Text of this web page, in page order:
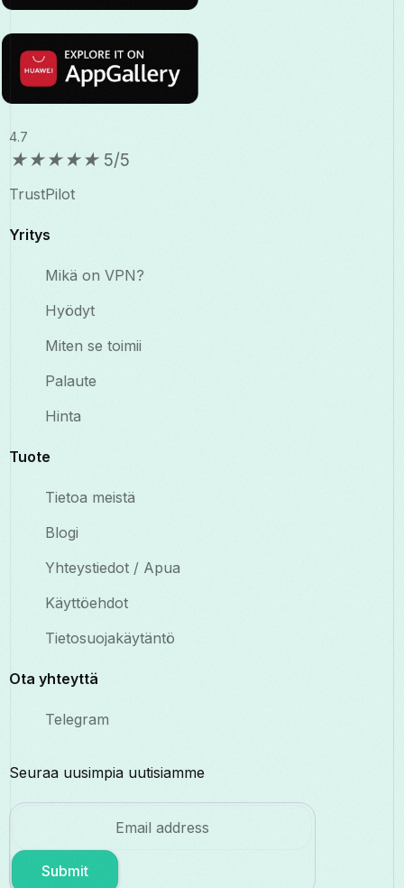
4.7
★★★★★ 5/5
TrustPilot
Yritys
Mikä on VPN?
Hyödyt
Miten se toimii
Palaute
Hinta
Tuote
Tietoa meistä
Blogi
Yhteystiedot / Apua
Käyttöehdot
Tietosuojakäytäntö
Ota yhteyttä
Telegram
Seuraa uusimpia uutisiamme
Submit